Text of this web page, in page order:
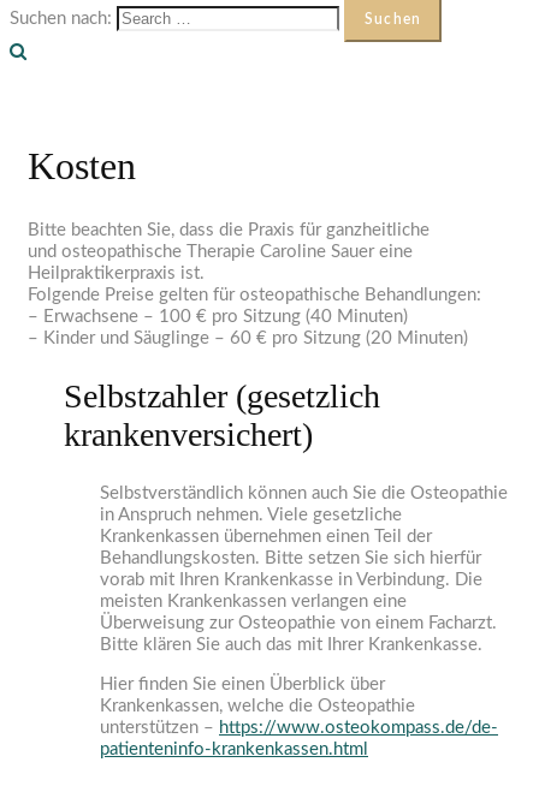
Suchen nach:
Kosten
Bitte beachten Sie, dass die Praxis für ganzheitliche
und osteopathische Therapie Caroline Sauer eine
Heilpraktikerpraxis ist.
Folgende Preise gelten für osteopathische Behandlungen:
– Erwachsene – 100 € pro Sitzung (40 Minuten)
– Kinder und Säuglinge – 60 € pro Sitzung (20 Minuten)
Selbstzahler (gesetzlich
krankenversichert)
Selbstverständlich können auch Sie die Osteopathie
in Anspruch nehmen. Viele gesetzliche
Krankenkassen übernehmen einen Teil der
Behandlungskosten. Bitte setzen Sie sich hierfür
vorab mit Ihren Krankenkasse in Verbindung. Die
meisten Krankenkassen verlangen eine
Überweisung zur Osteopathie von einem Facharzt.
Bitte klären Sie auch das mit Ihrer Krankenkasse.
Hier finden Sie einen Überblick über
Krankenkassen, welche die Osteopathie
unterstützen – https://www.osteokompass.de/de-
patienteninfo-krankenkassen.html